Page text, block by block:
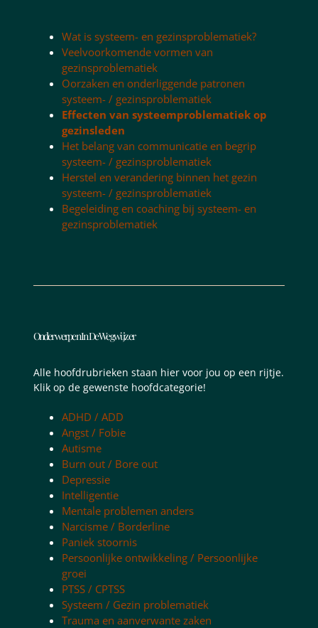
Wat is systeem- en gezinsproblematiek?
Veelvoorkomende vormen van
gezinsproblematiek
Oorzaken en onderliggende patronen
systeem- / gezinsproblematiek
Effecten van systeemproblematiek op
gezinsleden
Het belang van communicatie en begrip
systeem- / gezinsproblematiek
Herstel en verandering binnen het gezin
systeem- / gezinsproblematiek
Begeleiding en coaching bij systeem- en
gezinsproblematiek
Onderwerpen In De Wegwijzer
Alle hoofdrubrieken staan hier voor jou op een rijtje.
Klik op de gewenste hoofdcategorie!
ADHD / ADD
Angst / Fobie
Autisme
Burn out / Bore out
Depressie
Intelligentie
Mentale problemen anders
Narcisme / Borderline
Paniek stoornis
Persoonlijke ontwikkeling / Persoonlijke
groei
PTSS / CPTSS
Systeem / Gezin problematiek
Trauma en aanverwante zaken